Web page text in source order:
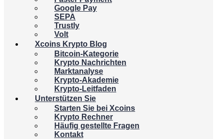
Google Pay
SEPA
Trustly
Volt
Xcoins Krypto Blog
Bitcoin-Kategorie
Krypto Nachrichten
Marktanalyse
Krypto-Akademie
Krypto-Leitfaden
Unterstützen Sie
Starten Sie bei Xcoins
Krypto Rechner
Häufig gestellte Fragen
Kontakt